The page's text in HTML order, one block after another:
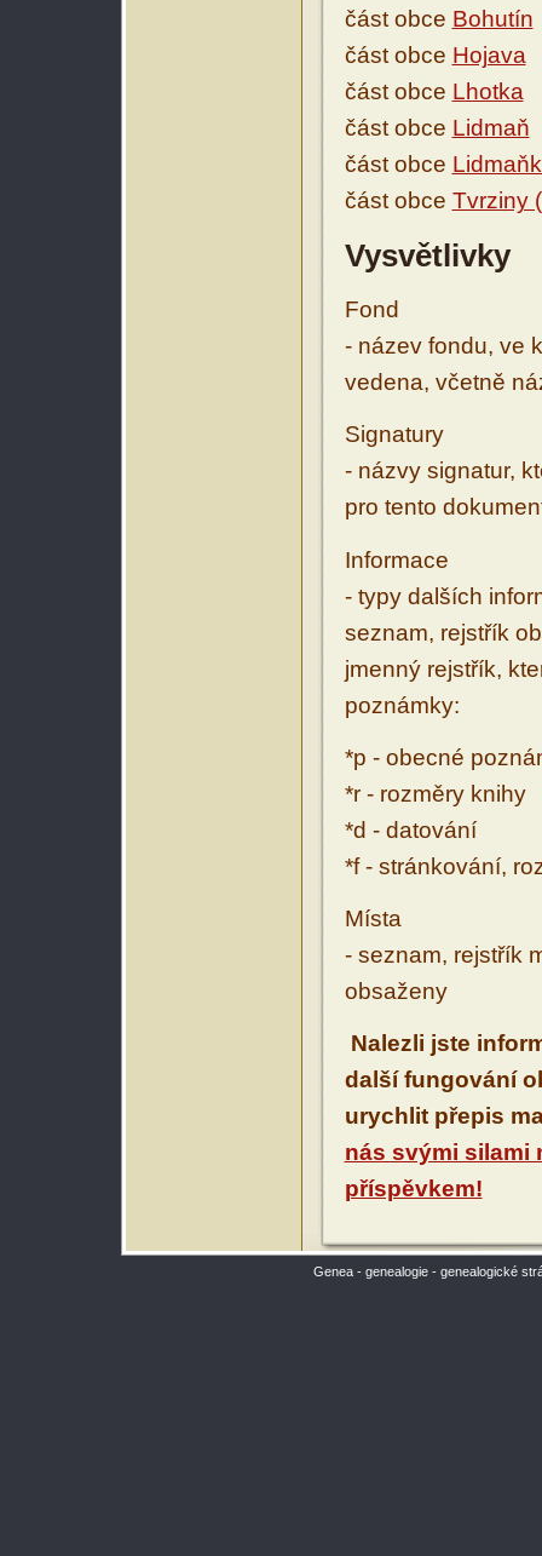
část obce Bohutín
část obce Hojava
část obce Lhotka
část obce Lidmaň
část obce
část obce Tvrziny
Vysvětlivky
Fond
- název fondu, ve
vedena, včetně
Signatury
- názvy signatur,
pro tento
Informace
- typy dalších
seznam, rejstřík
jmenný rejstřík,
poznámky:
*p - obecné
*r - rozměry knihy
*d - datování
*f - stránkování,
Místa
- seznam, rejstřík
obsaženy
Nalezli jste
další fungování
urychlit přepis
nás svými silami
příspěvkem!
Genea - genealogie - genealogické